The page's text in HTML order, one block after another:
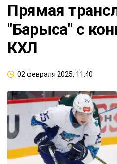
Прямая
"Барыса" с
КХЛ
02 февраля 2025, 11:40